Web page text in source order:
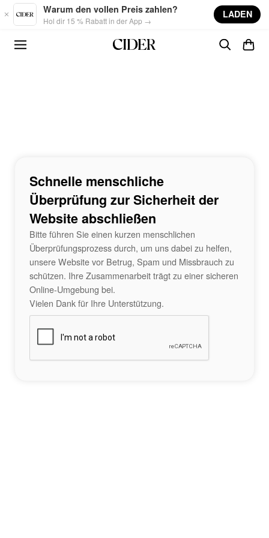
Skip to main content
Warum den vollen Preis zahlen?
Hol dir 15 % Rabatt in der App →
LADEN
Schnelle menschliche
Überprüfung zur Sicherheit der
Website abschließen
Bitte führen Sie einen kurzen menschlichen
Überprüfungsprozess durch, um uns dabei zu helfen,
unsere Website vor Betrug, Spam und Missbrauch zu
schützen. Ihre Zusammenarbeit trägt zu einer sicheren
Online-Umgebung bei.
Vielen Dank für Ihre Unterstützung.